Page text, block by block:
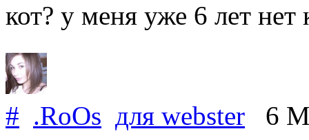
кот? у меня уже 6 лет нет
# .RoOs для webster 6